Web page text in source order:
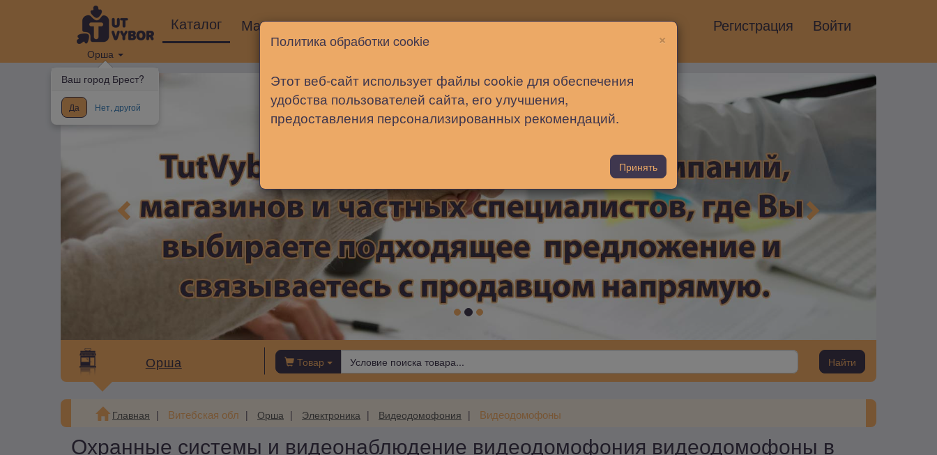
Орша
Ваш город Брест?
Да Нет, другой
Каталог Магазины Новости Статьи Помощь Регистрация Войти
Орша Товар Найти
Главная Витебская обл Орша Электроника Видеодомофония Видеодомофоны
Охранные системы и видеонаблюдение видеодомофония видеодомофоны в
×
Политика обработки cookie
Этот веб-сайт использует файлы cookie для обеспечения
удобства пользователей сайта, его улучшения,
предоставления персонализированных рекомендаций.
Принять